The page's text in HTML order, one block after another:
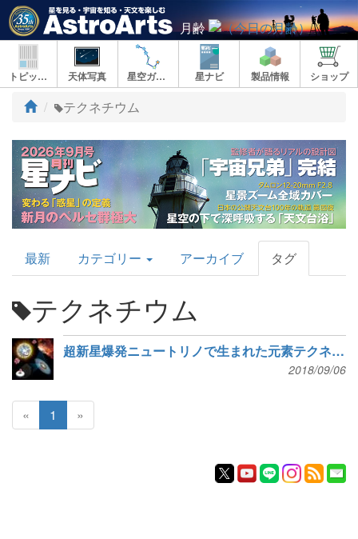
月齢
トピックス 天体写真 星空ガイド 星ナビ 製品情報 ショップ
ト
プ
テクネチウム
AstroArts
Topics
最新 カテゴリー アーカイブ タグ
テクネチウム
超新星爆発ニュートリノで生まれた元素テクネチウム98
2018/09/06
« 1 »